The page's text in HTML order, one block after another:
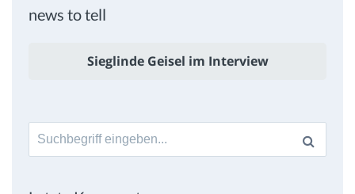
news to tell
Sieglinde Geisel im Interview
Suche
nach: